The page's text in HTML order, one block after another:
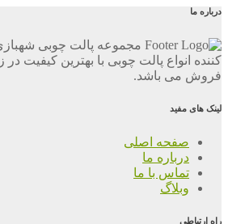
درباره ما
مجموعه پالت چوبی
کننده انواع پالت چوبی با بهترین کیفیت
فروش می باشد.
لینک های مفید
صفحه اصلی
درباره ما
تماس با ما
وبلاگ
راه ارتباطی